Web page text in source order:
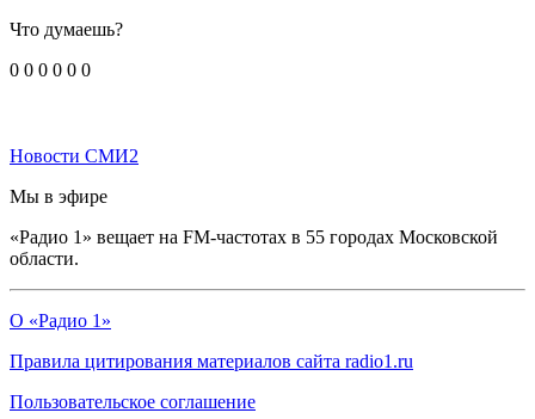
Что думаешь?
0 0 0 0 0 0
Новости СМИ2
Мы в эфире
«Радио 1» вещает на FM-частотах в 55 городах Московской
области.
О «Радио 1»
Правила цитирования материалов сайта radio1.ru
Пользовательское соглашение